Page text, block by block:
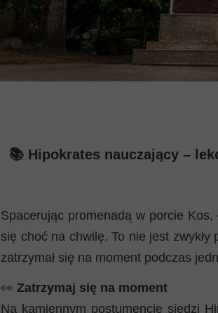
📚 Hipokrates nauczający –
Spacerując promenadą w porcie
się choć na chwilę. To nie jest
zatrzymał się na moment podczas
👀 Zatrzymaj się na moment
Na kamiennym postumencie siedzi